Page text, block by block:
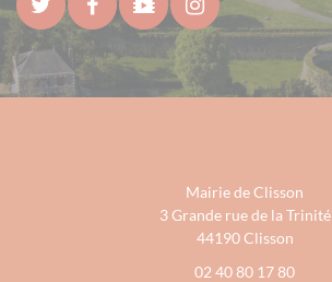
Mairie de Clisson
3 Grande rue de la Trinité
44190 Clisson
02 40 80 17 80